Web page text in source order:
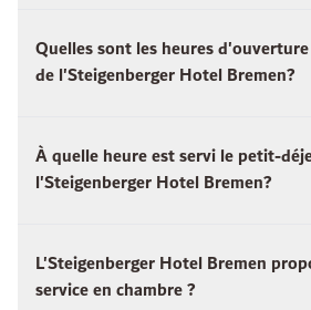
Quelles sont les heures
de l'Steigenberger Hotel Bremen?
À quelle heure est servi le petit-
l'Steigenberger Hotel Bremen?
L'Steigenberger Hotel Bremen
service en chambre ?